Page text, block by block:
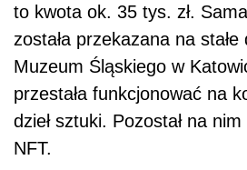
to kwota ok. 35 tys. zł.
została przekazana na
Muzeum Śląskiego w
przestała funkcjonować na
dzieł sztuki. Pozostał na
NFT.